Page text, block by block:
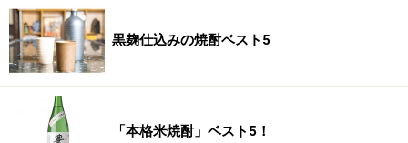
黒麹仕込みの焼酎ベスト5
「本格米焼酎」ベスト5！